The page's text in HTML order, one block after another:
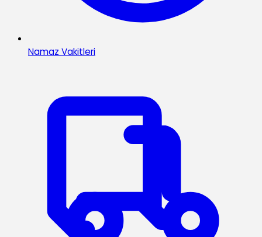
Namaz Vakitleri